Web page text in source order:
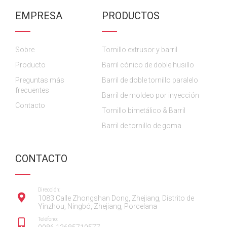
T
u
e
t
r
a
m
I
n
EMPRESA
Sobre
Producto
Preguntas más
frecuentes
Contacto
PRODUCTOS
Tornillo extrusor y barril
Barril cónico de doble husillo
Barril de doble tornillo paralelo
Barril de moldeo por inyección
Tornillo bimetálico & Barril
Barril de tornillo de goma
CONTACTO
Dirección:
1083 Calle Zhongshan Dong, Zhejiang, Distrito de
Yinzhou, Ningbó, Zhejiang, Porcelana
Teléfono: